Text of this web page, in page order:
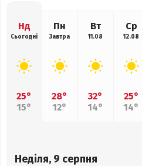
Нд
Сьогодні
25°
15°
Пн
Завтра
28°
12°
Вт
11.08
32°
14°
Ср
12.08
25°
14°
Неділя, 9 серпня